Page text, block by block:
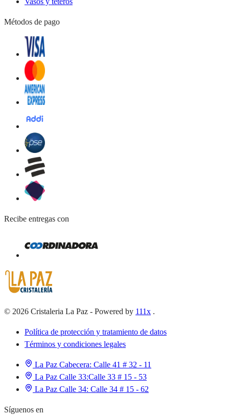
Métodos de pago
Recibe entregas con
© 2026 Cristaleria La Paz - Powered by 111x .
Política de protección y tratamiento de datos
Términos y condiciones legales
La Paz Cabecera: Calle 41 # 32 - 11
La Paz Calle 33:Calle 33 # 15 - 53
La Paz Calle 34: Calle 34 # 15 - 62
Síguenos en